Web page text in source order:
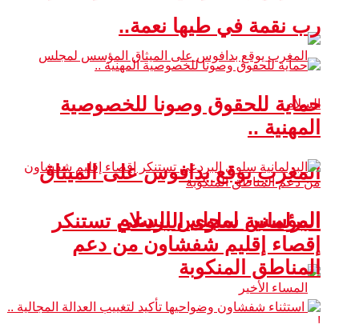
المغرب يوقع بدافوس على الميثاق
المؤسس لمجلس السلام
رب نقمة في طيها نعمة..
حماية للحقوق وصونا للخصوصية
المهنية ..
البرلمانية سلوى البردعي تستنكر
إقصاء إقليم شفشاون من دعم
المناطق المنكوبة